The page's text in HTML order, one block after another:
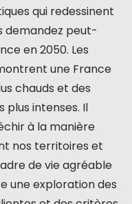
qui redessinent
demandez peut-
en 2050. Les
une France
chauds et des
plus intenses. Il
à la manière
nos territoires et
de vie agréable
une exploration des